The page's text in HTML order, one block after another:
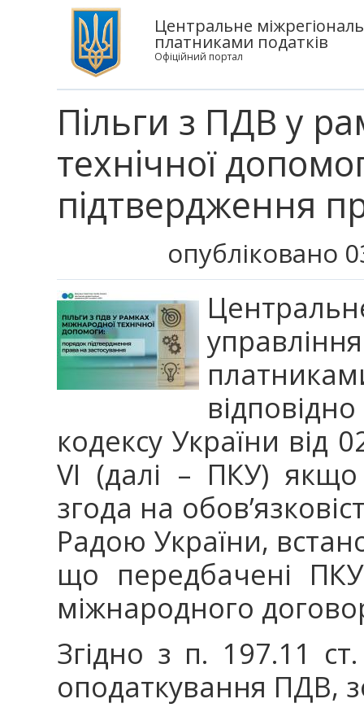
Центральне
платниками податків
Офіційний портал
Пільги з ПДВ у
технічної
підтвердження
опубліковано
кодексу України від
VI (далі – ПКУ)
згода на
Радою України,
що передбачені
міжнародного
Згідно з п. 197.11
оподаткування ПДВ,